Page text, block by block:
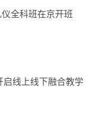
全科班在京开班
启线上线下融合教学